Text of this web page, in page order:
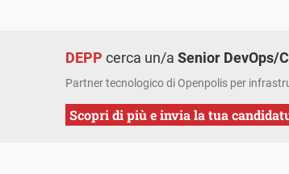
DEPP cerca un/aSenior DevOps/
Partner tecnologico di Openpolis per
Scopri di più e invia la tua